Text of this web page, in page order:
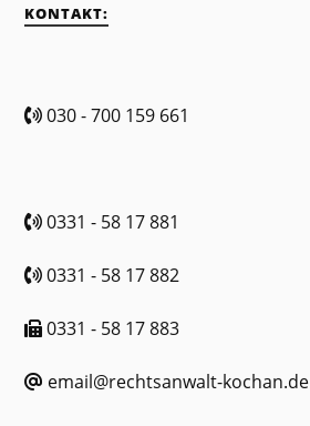
KONTAKT:
030 - 700 159 661
0331 - 58 17 881
0331 - 58 17 882
0331 - 58 17 883
email@rechtsanwalt-kochan.de